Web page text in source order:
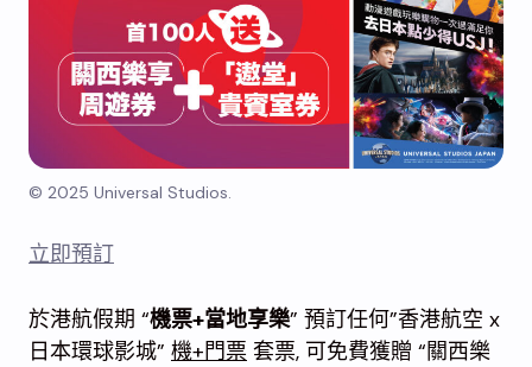
© 2025 Universal Studios.
立即預訂
於港航假期 “機票+當地享樂” 預訂任何”香港航空 x
日本環球影城” 機+門票 套票, 可免費獲贈 “關西樂